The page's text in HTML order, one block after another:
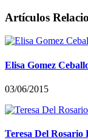
Artículos
Elisa Gomez
03/06/2015
Teresa Del Rosario